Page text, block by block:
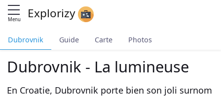
Menu Explorizy
Dubrovnik Guide Carte Photos
Dubrovnik - La lumineuse
En Croatie, Dubrovnik porte bien son joli surnom